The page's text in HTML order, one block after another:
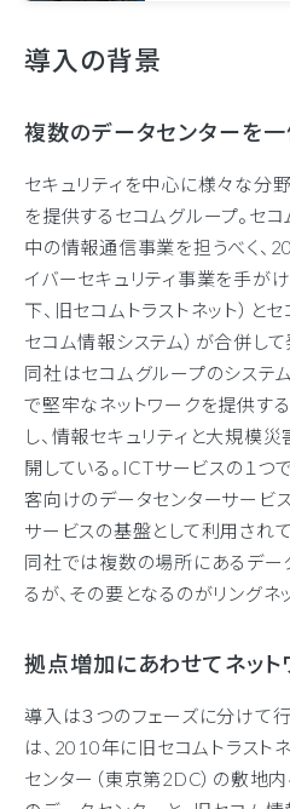
導入の背景
複数のデータセンターを
セキュリティを中心に様々な分
を提供するセコムグループ。セ
中の情報通信事業を担うべく、
イバーセキュリティ事業を手がけ
下、旧セコムトラストネット）と
セコム情報システム）が合併して
同社はセコムグループのシステ
で堅牢なネットワークを提供す
し、情報セキュリティと大規模
開している。ICTサービスの１つ
客向けのデータセンターサービ
サービスの基盤として利用されて
同社では複数の場所にあるデー
るが、その要となるのがリングネ
拠点増加にあわせてネッ
導入は３つのフェーズに分けて
は、2010年に旧セコムトラスト
センター（東京第2DC）の敷地